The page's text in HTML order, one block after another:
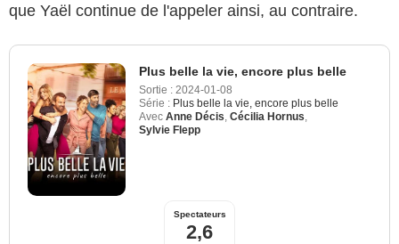
que Yaël continue de l'appeler ainsi, au contraire.
Plus belle la vie, encore plus belle
Sortie : 2024-01-08
Série : Plus belle la vie, encore plus belle
Avec Anne Décis Cécilia Hornus
Sylvie Flepp
Spectateurs
2,6